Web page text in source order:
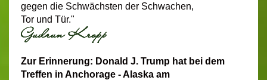
gegen die Schwächsten der Schwachen,
Tor und Tür."
Zur Erinnerung: Donald J. Trump hat bei dem
Treffen in Anchorage - Alaska am